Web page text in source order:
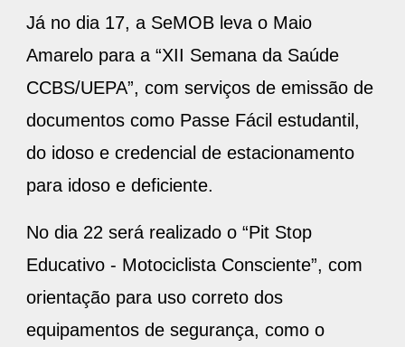
Já no dia 17, a SeMOB leva o Maio
Amarelo para a “XII Semana da Saúde
CCBS/UEPA”, com serviços de emissão de
documentos como Passe Fácil estudantil,
do idoso e credencial de estacionamento
para idoso e deficiente.
No dia 22 será realizado o “Pit Stop
Educativo - Motociclista Consciente”, com
orientação para uso correto dos
equipamentos de segurança, como o